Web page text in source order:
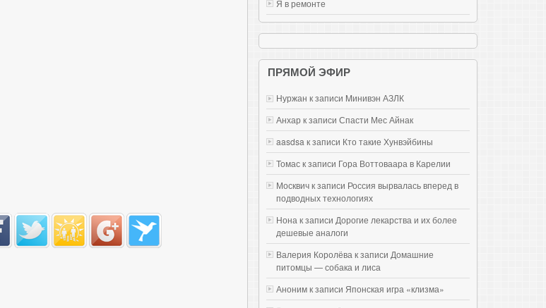
Я в ремонте
ПРЯМОЙ ЭФИР
Нуржан к записи Mинивэн АЗЛК
Анхар к записи Спасти Мес Айнак
aasdsa к записи Кто такие Хунвэйбины
Томас к записи Гора Воттоваара в Карелии
Москвич к записи Россия вырвалась вперед в
подводных технологиях
Нона к записи Дорогие лекарства и их более
дешевые аналоги
Валерия Королёва к записи Домашние
питомцы — собака и лиса
Аноним к записи Японская игра «клизма»